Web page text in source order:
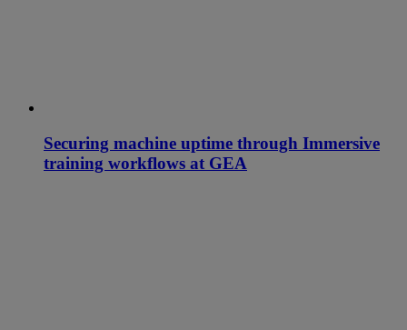
Securing machine uptime through Immersive
training workflows at GEA